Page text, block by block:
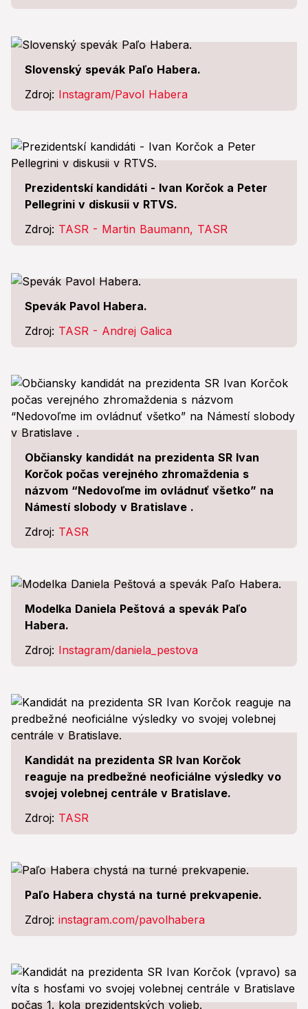
Slovenský spevák Paľo Habera.
Zdroj: Instagram/Pavol Habera
Prezidentskí kandidáti - Ivan Korčok a Peter
Pellegrini v diskusii v RTVS.
Zdroj: TASR - Martin Baumann, TASR
Spevák Pavol Habera.
Zdroj: TASR - Andrej Galica
Občiansky kandidát na prezidenta SR Ivan
Korčok počas verejného zhromaždenia s
názvom “Nedovoľme im ovládnuť všetko” na
Námestí slobody v Bratislave .
Zdroj: TASR
Modelka Daniela Peštová a spevák Paľo
Habera.
Zdroj: Instagram/daniela_pestova
Kandidát na prezidenta SR Ivan Korčok
reaguje na predbežné neoficiálne výsledky vo
svojej volebnej centrále v Bratislave.
Zdroj: TASR
Paľo Habera chystá na turné prekvapenie.
Zdroj: instagram.com/pavolhabera